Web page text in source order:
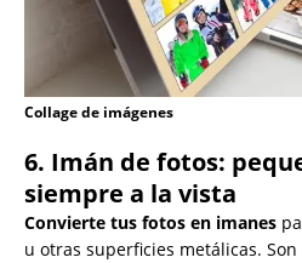
Collage de imágenes
6. Imán de fotos:
siempre a la vista
Convierte tus fotos en imanes
u otras superficies metálicas.